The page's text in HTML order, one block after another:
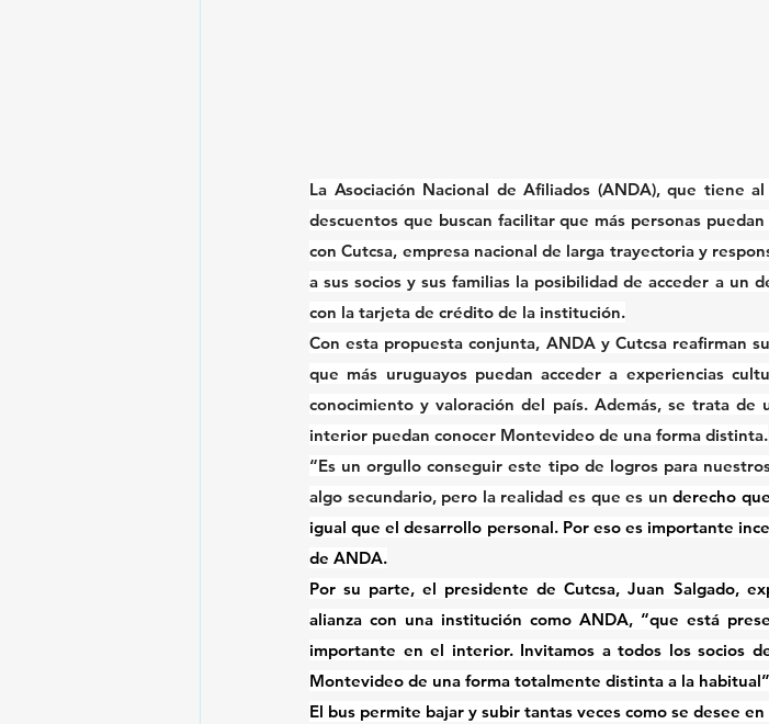
La Asociación Nacional de Afiliados (ANDA), que tiene
descuentos que buscan facilitar que más personas
con Cutcsa, empresa nacional de larga trayectoria y
a sus socios y sus familias la posibilidad de acceder a un
con la tarjeta de crédito de la institución.
Con esta propuesta conjunta, ANDA y Cutcsa reafirman
que más uruguayos puedan acceder a experiencias
conocimiento y valoración del país. Además, se trata de
interior puedan conocer Montevideo de una forma distinta.
“Es un orgullo conseguir este tipo de logros para
algo secundario, pero la realidad es que es un derecho
igual que el desarrollo personal. Por eso es importante
de ANDA.
Por su parte, el presidente de Cutcsa, Juan Salgado,
alianza con una institución como ANDA, “que está
importante en el interior. Invitamos a todos los socios
Montevideo de una forma totalmente distinta a la
El bus permite bajar y subir tantas veces como se desee